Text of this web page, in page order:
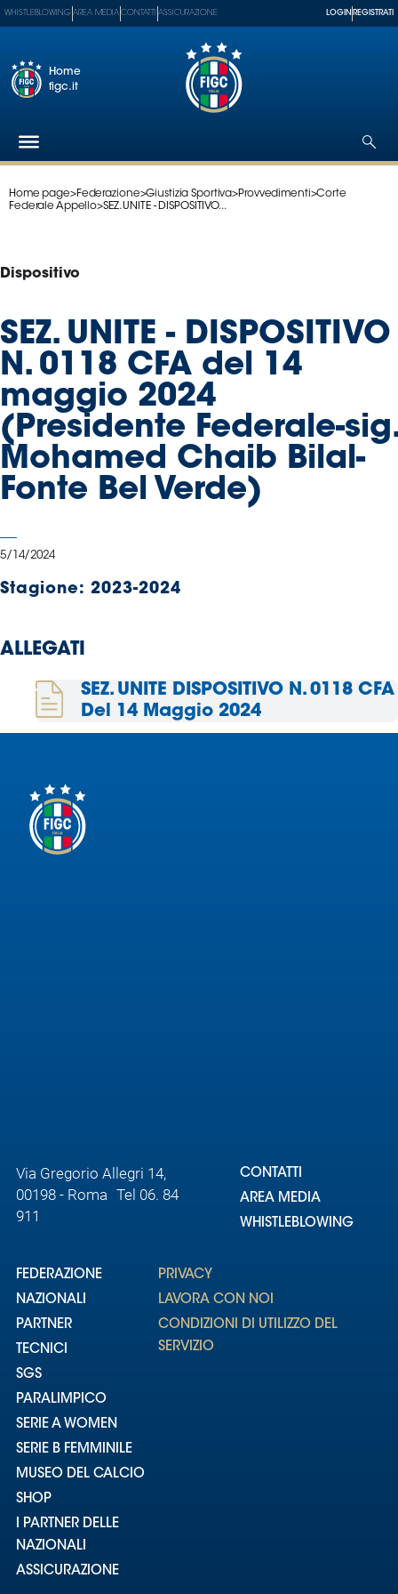
Federazione
Tecnici
Paralimpico
Serie
A
Women
Serie
B
Femminile
Museo
del
partner
Assicurazione
Whistleblowing
Area
WHISTLEBLOWING AREA MEDIA CONTATTI ASSICURAZIONE LOGIN REGISTRATI
Home
figc.it
Home page>Federazione>Giustizia Sportiva>Provvedimenti>Corte
Federale Appello>SEZ. UNITE - DISPOSITIVO...
Dispositivo
SEZ. UNITE - DISPOSITIVO
N. 0118 CFA del 14
maggio 2024
(Presidente Federale-sig.
Mohamed Chaib Bilal-
Fonte Bel Verde)
5/14/2024
Stagione: 2023-2024
ALLEGATI
SEZ. UNITE DISPOSITIVO N. 0118 CFA
Del 14 Maggio 2024
Via Gregorio Allegri 14,
00198 - Roma Tel 06. 84
911
CONTATTI
AREA MEDIA
WHISTLEBLOWING
FEDERAZIONE
NAZIONALI
PARTNER
TECNICI
SGS
PARALIMPICO
SERIE A WOMEN
SERIE B FEMMINILE
MUSEO DEL CALCIO
SHOP
I PARTNER DELLE
NAZIONALI
ASSICURAZIONE
PRIVACY
LAVORA CON NOI
CONDIZIONI DI UTILIZZO DEL
SERVIZIO